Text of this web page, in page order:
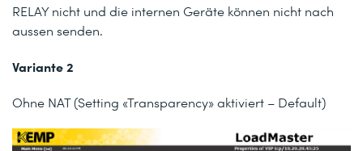
RELAY nicht und die internen Geräte können nicht nach
aussen senden.
Variante 2
Ohne NAT (Setting «Transparency»aktiviert – Default)